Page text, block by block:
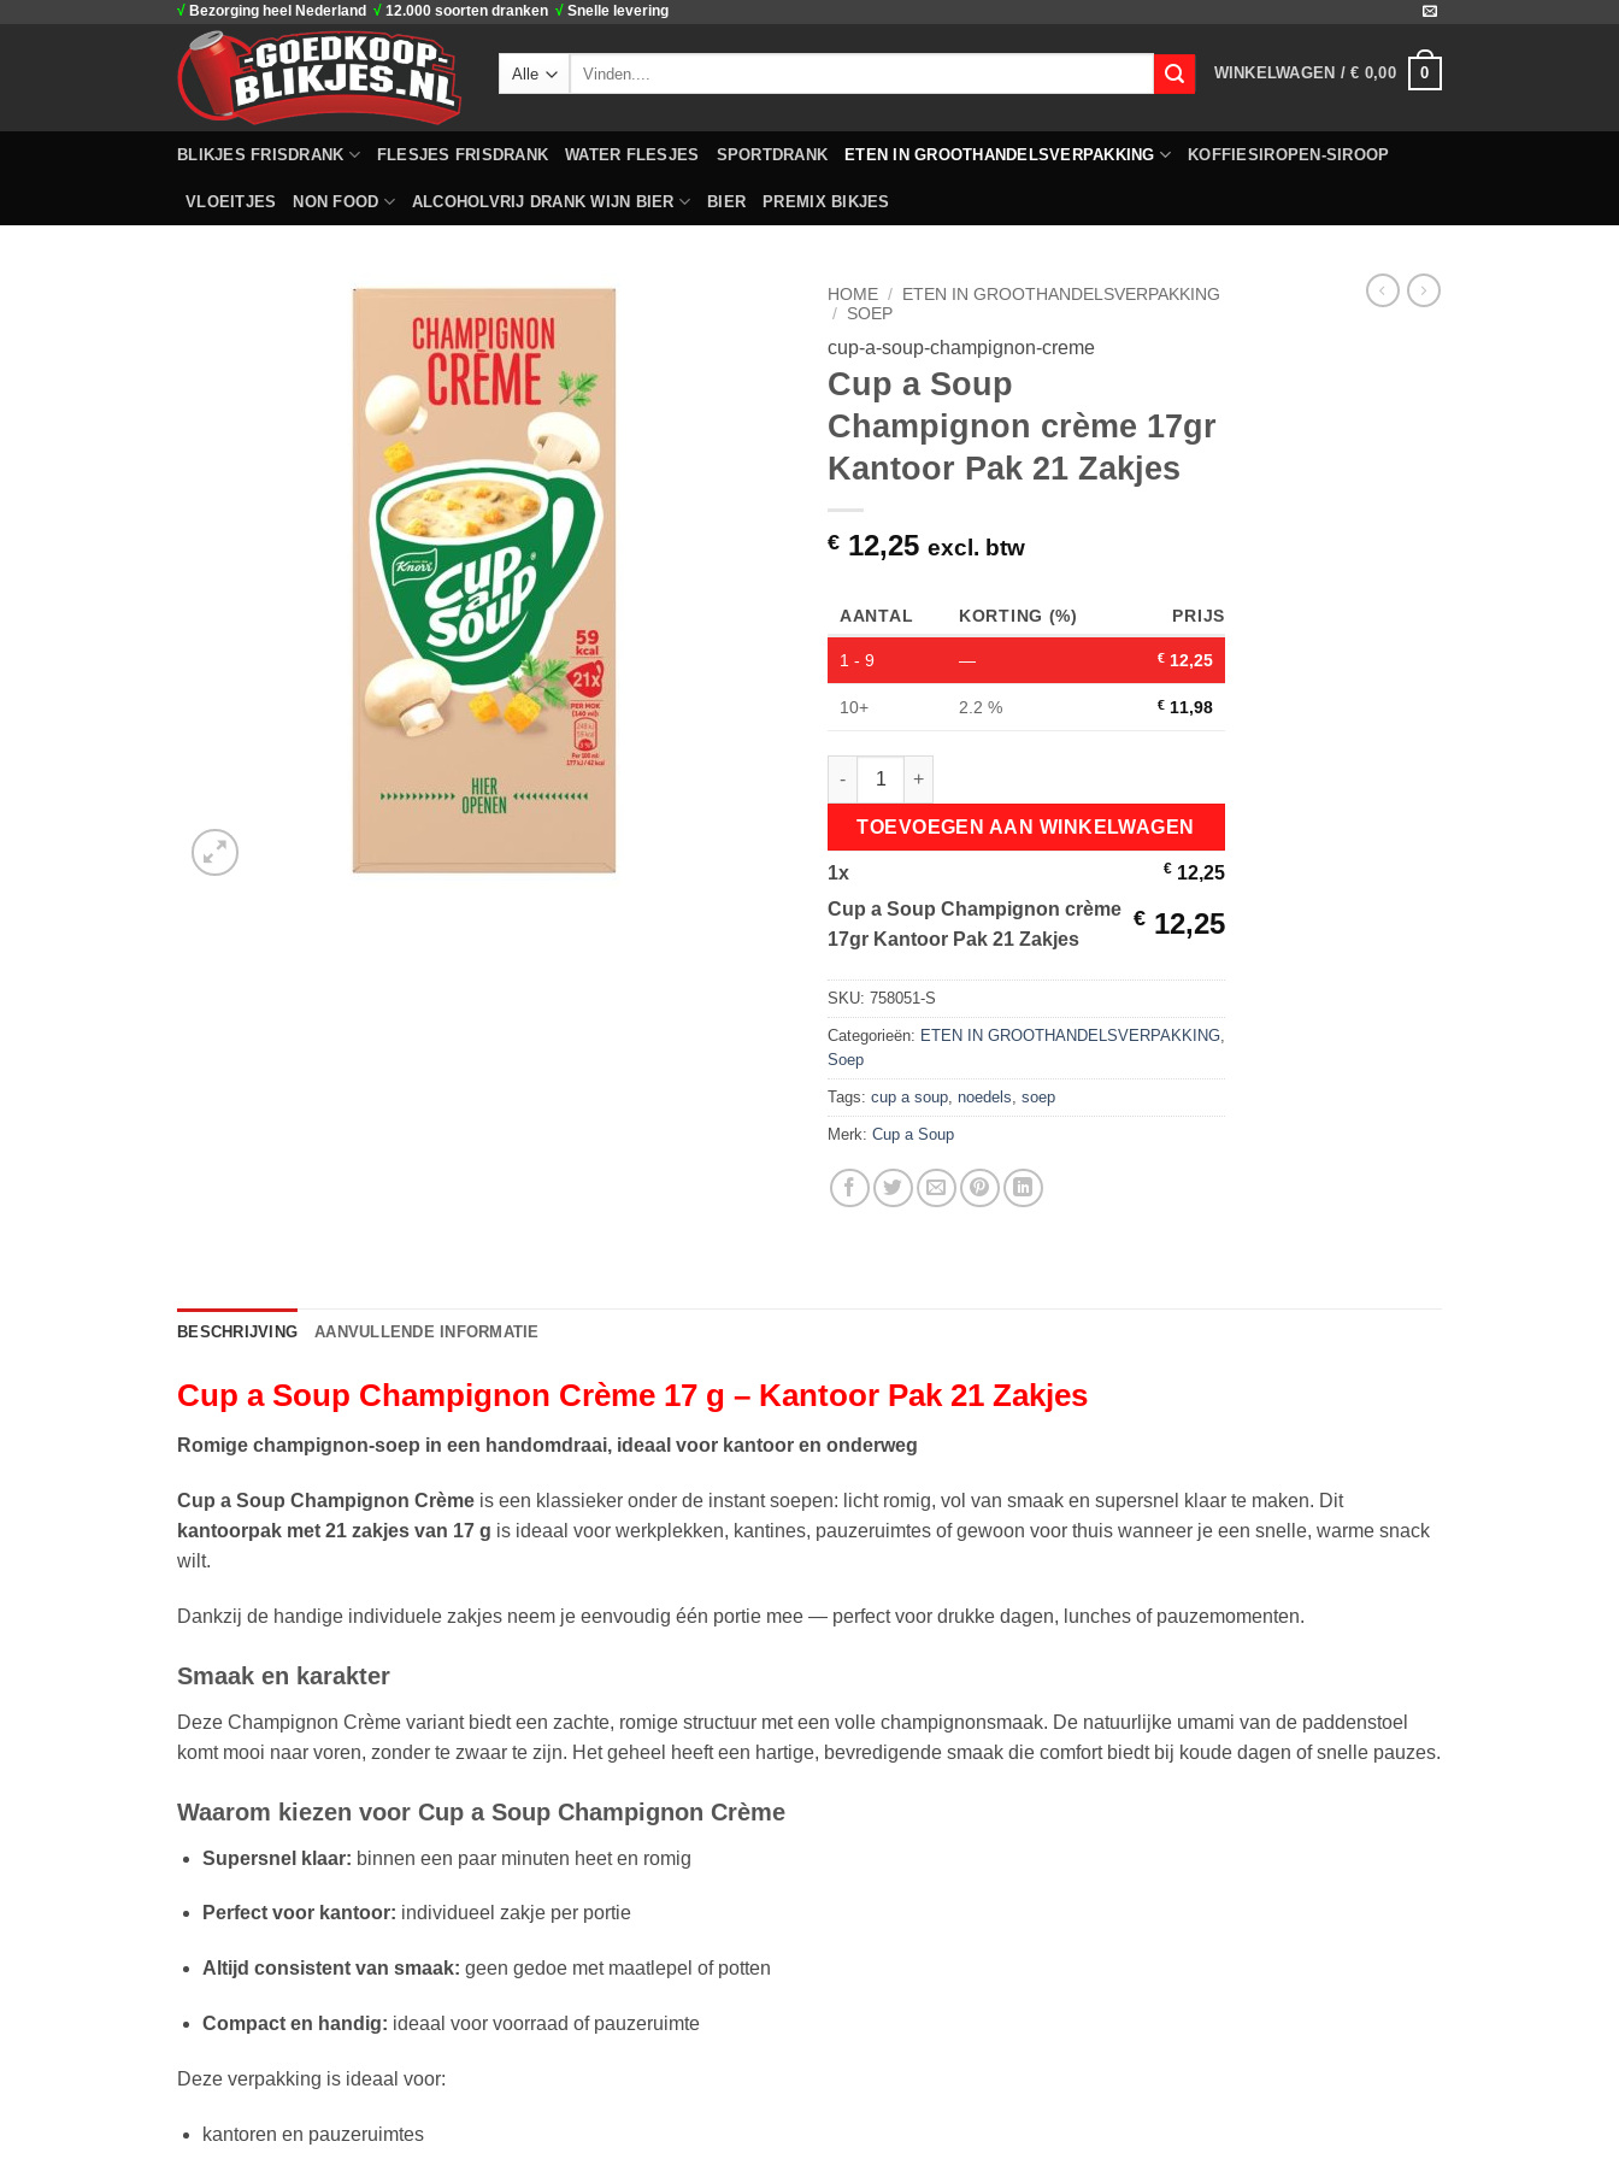
√ Bezorging heel Nederland √ 12.000 soorten dranken √ Snelle levering
WINKELWAGEN /€ 0,00 0
BLIKJES FRISDRANK FLESJES FRISDRANK WATER FLESJES SPORTDRANK ETEN IN GROOTHANDELSVERPAKKING KOFFIESIROPEN-SIROOP
VLOEITJES NON FOOD ALCOHOLVRIJ DRANK WIJN BIER BIER PREMIX BIKJES
HOME /
ETEN IN GROOTHANDELSVERPAKKING
/ SOEP
cup-a-soup-champignon-creme
Cup a Soup
Champignon crème 17gr
Kantoor Pak 21 Zakjes
€ 12,25 excl. btw
AANTAL KORTING (%) PRIJS
1 - 9 — € 12,25
10+ 2.2 % € 11,98
Cup a Soup Champignon crème 17gr Kantoor Pak 21 Zakjes aantal
TOEVOEGEN AAN WINKELWAGEN
1x € 12,25
Cup a Soup Champignon crème
17gr Kantoor Pak 21 Zakjes
€ 12,25
SKU: 758051-S
Categorieën: ETEN IN GROOTHANDELSVERPAKKING
Soep
Tags: cup a soup noedels soep
Merk: Cup a Soup
BESCHRIJVING AANVULLENDE INFORMATIE
Cup a Soup Champignon Crème 17 g – Kantoor Pak 21 Zakjes
Romige champignon-soep in een handomdraai, ideaal voor kantoor en onderweg
Cup a Soup Champignon Crème is een klassieker onder de instant soepen: licht romig, vol van smaak en supersnel klaar te maken. Dit
kantoorpak met 21 zakjes van 17 g is ideaal voor werkplekken, kantines, pauzeruimtes of gewoon voor thuis wanneer je een snelle, warme snack
wilt.
Dankzij de handige individuele zakjes neem je eenvoudig één portie mee — perfect voor drukke dagen, lunches of pauzemomenten.
Smaak en karakter
Deze Champignon Crème variant biedt een zachte, romige structuur met een volle champignonsmaak. De natuur­lijke umami van de paddenstoel
komt mooi naar voren, zonder te zwaar te zijn. Het geheel heeft een hartige, bevredigende smaak die comfort biedt bij koude dagen of snelle pauzes.
Waarom kiezen voor Cup a Soup Champignon Crème
Supersnel klaar: binnen een paar minuten heet en romig
Perfect voor kantoor: individueel zakje per portie
Altijd consistent van smaak: geen gedoe met maatlepel of potten
Compact en handig: ideaal voor voorraad of pauzeruimte
Deze verpakking is ideaal voor:
kantoren en pauzeruimtes